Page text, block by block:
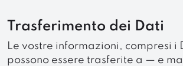
Trasferimento dei Dati
Le vostre informazioni, compresi i
possono essere trasferite a — e